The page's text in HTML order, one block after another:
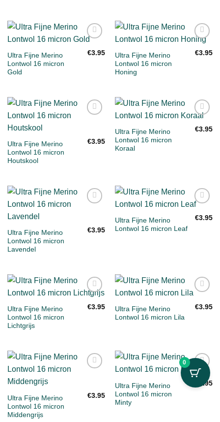
aan
Ultra Fijne Merino
Lontwol 16 micron
Gold
€3.95
Toevoegen
aan
Ultra Fijne Merino
Lontwol 16 micron
Honing
€3.95
Ultra Fijne Merino
Lontwol 16 micron
Houtskool
€3.95
aan
Ultra Fijne Merino
Lontwol 16 micron
Koraal
€3.95
Ultra Fijne Merino
Lontwol 16 micron
Lavendel
€3.95
aan
Ultra Fijne Merino
Lontwol 16 micron Leaf
€3.95
aan
Ultra Fijne Merino
Lontwol 16 micron
Lichtgrijs
€3.95
aan
Ultra Fijne Merino
Lontwol 16 micron Lila
€3.95
Ultra Fijne Merino
Lontwol 16 micron
Middengrijs
€3.95
Toevoegen
verlanglijst
Ultra Fijne Merino
Lontwol 16 micron
Minty
3.95
0